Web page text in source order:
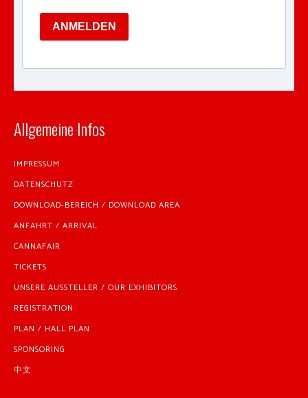
ANMELDEN
Allgemeine Infos
IMPRESSUM
DATENSCHUTZ
DOWNLOAD-BEREICH / DOWNLOAD AREA
ANFAHRT / ARRIVAL
CANNAFAIR
TICKETS
UNSERE AUSSTELLER / OUR EXHIBITORS
REGISTRATION
PLAN / HALL PLAN
SPONSORING
中文